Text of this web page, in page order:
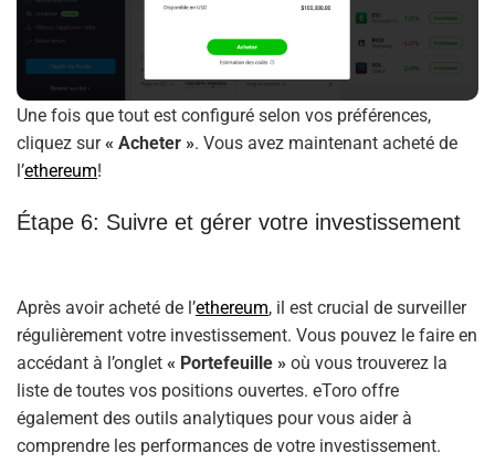
Une fois que tout est configuré selon vos préférences,
cliquez sur« Acheter ». Vous avez maintenant acheté de
l’ethereum!
Étape 6: Suivre et gérer votre investissement
Après avoir acheté de l’ethereum, il est crucial de surveiller
régulièrement votre investissement. Vous pouvez le faire en
accédant à l’onglet « Portefeuille » où vous trouverez la
liste de toutes vos positions ouvertes. eToro offre
également des outils analytiques pour vous aider à
comprendre les performances de votre investissement.